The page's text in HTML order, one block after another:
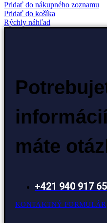
Pridať do nákupného zoznamu
Pridať do košíka
Rýchly náhľad
máte
+421 940 917
KONTAKTNÝ FORMULÁR